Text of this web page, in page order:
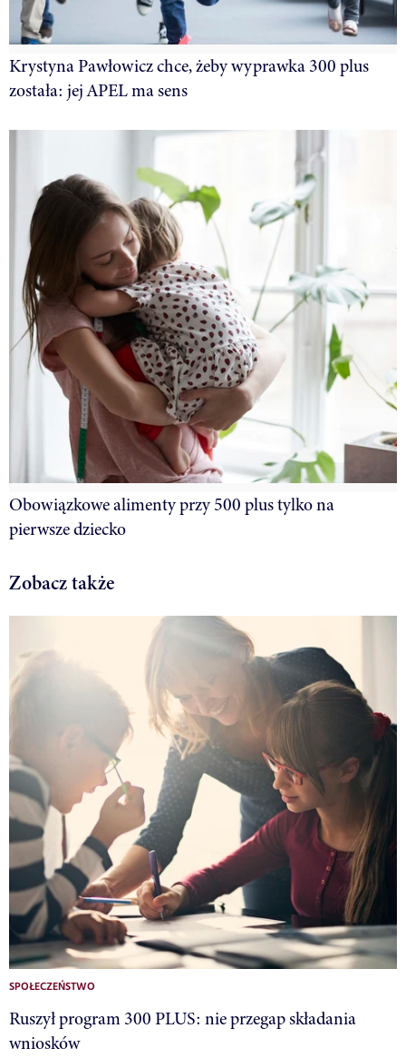
Krystyna Pawłowicz chce, żeby wyprawka 300 plus
została: jej APEL ma sens
Obowiązkowe alimenty przy 500 plus tylko na
pierwsze dziecko
Zobacz także
SPOŁECZEŃSTWO
Ruszył program 300 PLUS: nie przegap składania
wniosków